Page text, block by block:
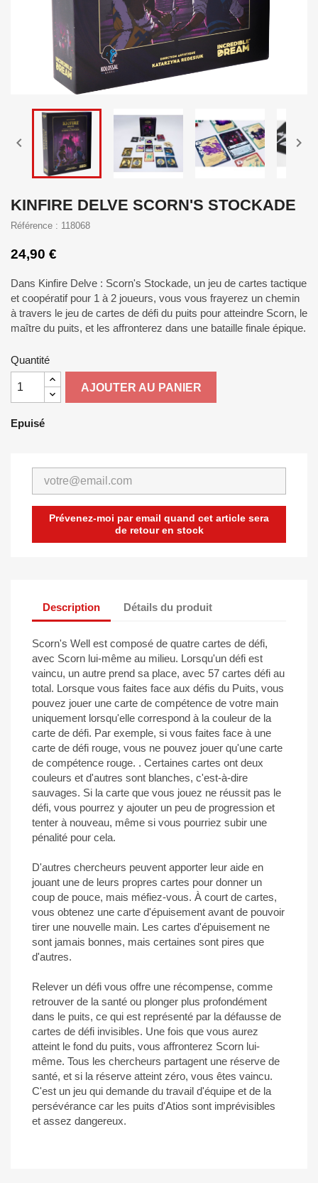
 
KINFIRE DELVE SCORN'S STOCKADE
Référence : 118068
24,90 €
Dans Kinfire Delve : Scorn's Stockade, un jeu de cartes tactique
et coopératif pour 1 à 2 joueurs, vous vous frayerez un chemin
à travers le jeu de cartes de défi du puits pour atteindre Scorn, le
maître du puits, et les affronterez dans une bataille finale épique.
Quantité
AJOUTER AU PANIER
Epuisé
Prévenez-moi par email quand cet article sera
de retour en stock
Description Détails du produit
Scorn's Well est composé de quatre cartes de défi,
avec Scorn lui-même au milieu. Lorsqu'un défi est
vaincu, un autre prend sa place, avec 57 cartes défi au
total. Lorsque vous faites face aux défis du Puits, vous
pouvez jouer une carte de compétence de votre main
uniquement lorsqu'elle correspond à la couleur de la
carte de défi. Par exemple, si vous faites face à une
carte de défi rouge, vous ne pouvez jouer qu'une carte
de compétence rouge. . Certaines cartes ont deux
couleurs et d'autres sont blanches, c'est-à-dire
sauvages. Si la carte que vous jouez ne réussit pas le
défi, vous pourrez y ajouter un peu de progression et
tenter à nouveau, même si vous pourriez subir une
pénalité pour cela.
D'autres chercheurs peuvent apporter leur aide en
jouant une de leurs propres cartes pour donner un
coup de pouce, mais méfiez-vous. À court de cartes,
vous obtenez une carte d'épuisement avant de pouvoir
tirer une nouvelle main. Les cartes d'épuisement ne
sont jamais bonnes, mais certaines sont pires que
d'autres.
Relever un défi vous offre une récompense, comme
retrouver de la santé ou plonger plus profondément
dans le puits, ce qui est représenté par la défausse de
cartes de défi invisibles. Une fois que vous aurez
atteint le fond du puits, vous affronterez Scorn lui-
même. Tous les chercheurs partagent une réserve de
santé, et si la réserve atteint zéro, vous êtes vaincu.
C'est un jeu qui demande du travail d'équipe et de la
persévérance car les puits d'Atios sont imprévisibles
et assez dangereux.